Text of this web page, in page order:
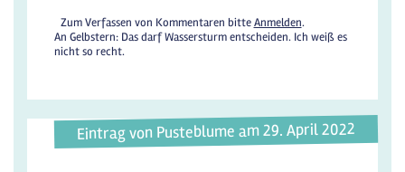
Zum Verfassen von Kommentaren bitteAnmelden.
An Gelbstern: Das darf Wassersturm entscheiden. Ich weiß es
nicht so recht.
Eintrag von Pusteblume am 29. April 2022